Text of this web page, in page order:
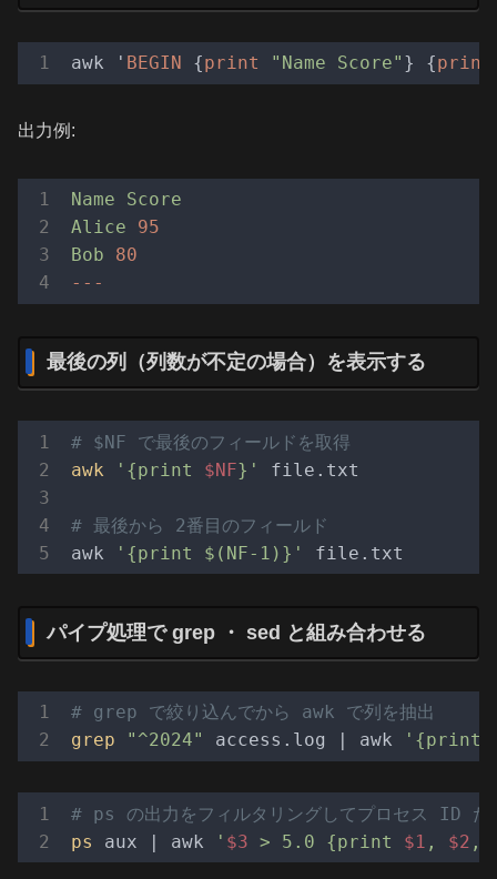
awk ' BEGIN {print "Name Score" } {print
出力例:
Name
Score
Alice
95
Bob
80
---
最後の列（列数が不定の場合）を表示する
# $NF で最後のフィールドを取得
awk
'{print $NF}' file.txt
# 最後から 2番目のフィールド
awk
'{print $(NF-1)}'
パイプ処理で grep ・ sed と組み合わせる
# grep で絞り込んでから awk で列を抽出
grep
"^2024" access.log | awk '{print
# ps の出力をフィルタリングしてプロセス ID だ
ps
aux | awk ' $3 > 5.0 {print $1 , $2 ,